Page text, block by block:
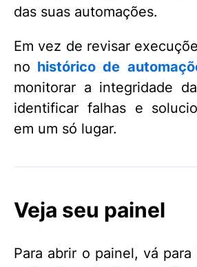
das suas automações.
Em vez de revisar
no histórico de
monitorar a integridade
identificar falhas e
em um só lugar.
Veja seu painel
Para abrir o painel, vá para